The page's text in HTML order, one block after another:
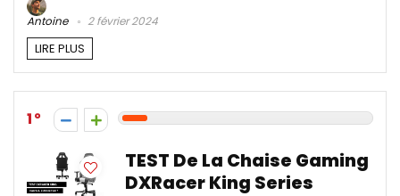
Antoine 2 février 2024
LIRE PLUS
1
TEST De La Chaise Gaming
DXRacer King Series